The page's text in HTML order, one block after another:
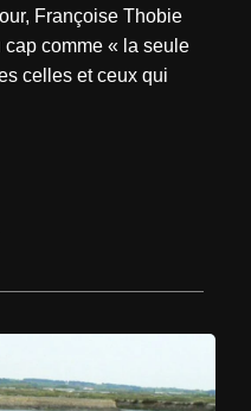
Françoise Thobie
comme « la seule
celles et ceux qui